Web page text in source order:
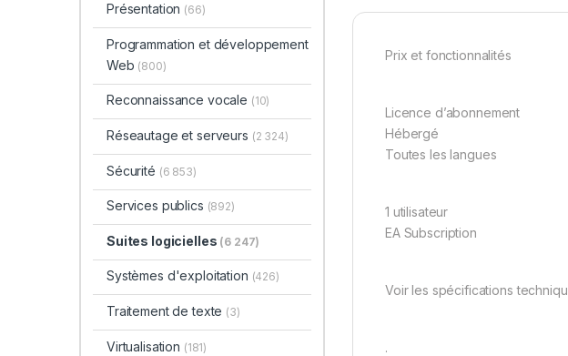
Prix et fonctionnalités
Licence d’abonnement
Hébergé
Toutes les langues
1 utilisateur
EA Subscription
Voir les spécifications
.
Présentation (66)
Programmation et développement
Web (800)
Reconnaissance vocale (10)
Réseautage et serveurs (2 324)
Sécurité (6 853)
Services publics (892)
Suites logicielles (6 247)
Systèmes d'exploitation (426)
Traitement de texte (3)
Virtualisation (181)